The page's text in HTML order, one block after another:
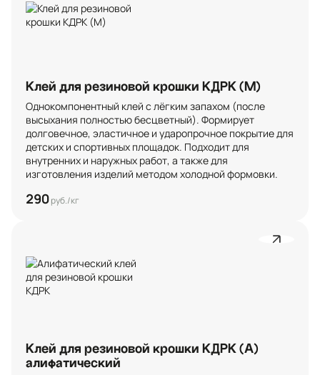
Клей для резиновой крошки КДРК (М)
Однокомпонентный клей с лёгким запахом (после
высыхания полностью бесцветный). Формирует
долговечное, эластичное и ударопрочное покрытие для
детских и спортивных площадок. Подходит для
внутренних и наружных работ, а также для
изготовления изделий методом холодной формовки.
290руб./кг
Клей для резиновой крошки КДРК (А)
алифатический